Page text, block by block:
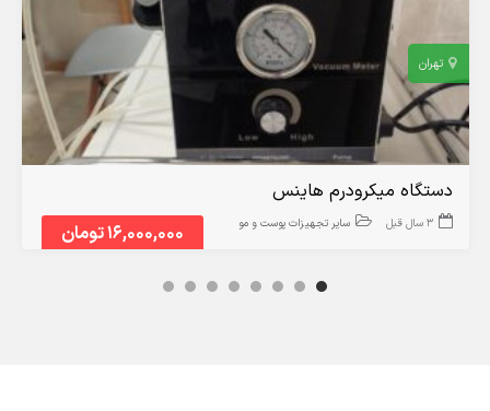
تهران
16,000,000 تومان
دستگاه میکرودرم هاینس
3 سال قبل سایر تجهیزات پوست و مو